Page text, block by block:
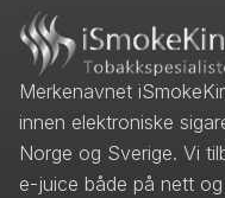
Merkenavnet
innen elektroniske
Norge og Sverige. Vi
e-juice både på nett